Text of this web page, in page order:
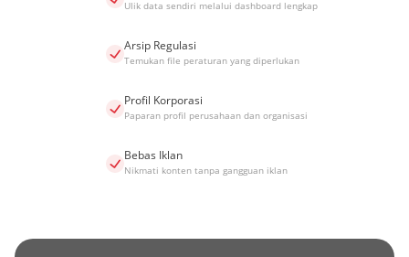
Ulik data sendiri melalui dashboard lengkap
Arsip Regulasi
Temukan file peraturan yang diperlukan
Profil Korporasi
Paparan profil perusahaan dan organisasi
Bebas Iklan
Nikmati konten tanpa gangguan iklan